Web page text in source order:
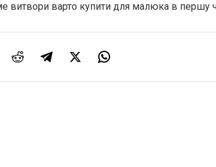
витвори варто купити для малюка в першу